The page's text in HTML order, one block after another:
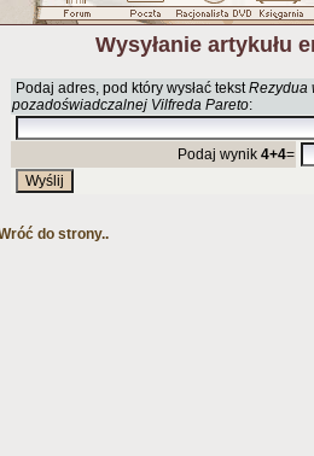
Wysyłanie artykułu
Podaj adres, pod który wysłać tekstRezydua
pozadoświadczalnej Vilfreda Pareto:
Podaj wynik 4+4=
do strony..